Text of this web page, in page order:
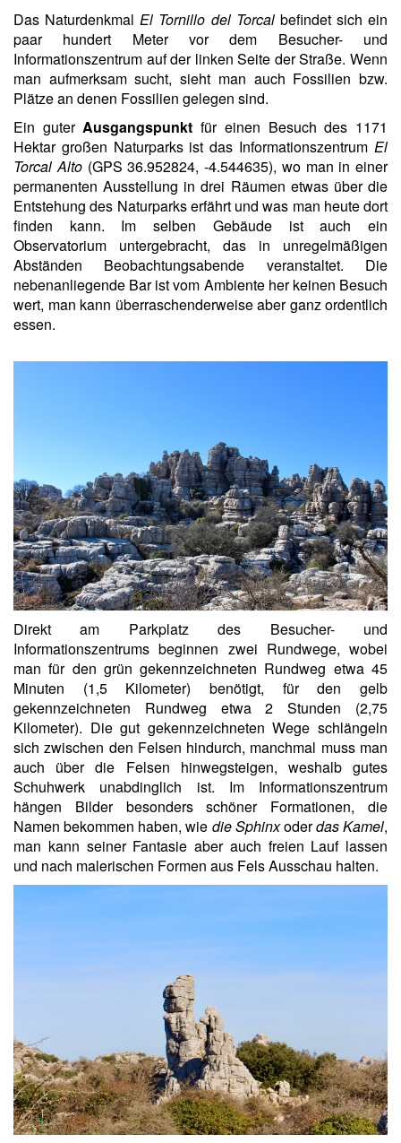
Das Naturdenkmal El Tornillo del Torcal befindet sich ein
paar hundert Meter vor dem Besucher- und
Informationszentrum auf der linken Seite der Straße. Wenn
man aufmerksam sucht, sieht man auch Fossilien bzw.
Plätze an denen Fossilien gelegen sind.
Ein guterAusgangspunkt für einen Besuch des 1171
Hektar großen Naturparks ist das Informationszentrum El
Torcal Alto(GPS 36.952824, -4.544635), wo man in einer
permanenten Ausstellung in drei Räumen etwas über die
Entstehung des Naturparks erfährt und was man heute dort
finden kann. Im selben Gebäude ist auch ein
Observatorium untergebracht, das in unregelmäßigen
Abständen Beobachtungsabende veranstaltet. Die
nebenanliegende Bar ist vom Ambiente her keinen Besuch
wert, man kann überraschenderweise aber ganz ordentlich
essen.
Direkt am Parkplatz des Besucher- und
Informationszentrums beginnen zwei Rundwege, wobei
man für den grün gekennzeichneten Rundweg etwa 45
Minuten (1,5 Kilometer) benötigt, für den gelb
gekennzeichneten Rundweg etwa 2 Stunden (2,75
Kilometer). Die gut gekennzeichneten Wege schlängeln
sich zwischen den Felsen hindurch, manchmal muss man
auch über die Felsen hinwegsteigen, weshalb gutes
Schuhwerk unabdinglich ist. Im Informationszentrum
hängen Bilder besonders schöner Formationen, die
Namen bekommen haben, wie die Sphinxoderdas Kamel,
man kann seiner Fantasie aber auch freien Lauf lassen
und nach malerischen Formen aus Fels Ausschau halten.